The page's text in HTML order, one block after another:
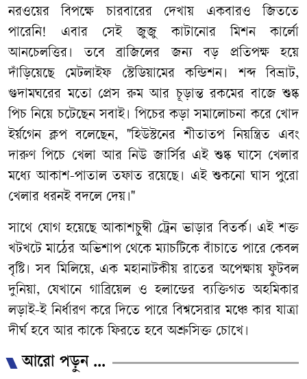
নরওয়ের বিপক্ষে চারবারের দেখায় একবারও জিততে
পারেনি! এবার সেই জুজু কাটানোর মিশন কার্লো
আনচেলত্তির। তবে ব্রাজিলের জন্য বড় প্রতিপক্ষ হয়ে
দাঁড়িয়েছে মেটলাইফ স্টেডিয়ামের কন্ডিশন। শব্দ বিভ্রাট,
গুদামঘরের মতো প্রেস রুম আর চূড়ান্ত রকমের বাজে শুষ্ক
পিচ নিয়ে চটেছেন সবাই। পিচের কড়া সমালোচনা করে খোদ
ইর্য়গেন ক্লপ বলেছেন, "হিউস্টনের শীতাতপ নিয়ন্ত্রিত এবং
দারুণ পিচে খেলা আর নিউ জার্সির এই শুষ্ক ঘাসে খেলার
মধ্যে আকাশ-পাতাল তফাত রয়েছে। এই শুকনো ঘাস পুরো
খেলার ধরনই বদলে দেয়।"
সাথে যোগ হয়েছে আকাশচুম্বী ট্রেন ভাড়ার বিতর্ক। এই শক্ত
খটখটে মাঠের অভিশাপ থেকে ম্যাচটিকে বাঁচাতে পারে কেবল
বৃষ্টি। সব মিলিয়ে, এক মহানাটকীয় রাতের অপেক্ষায় ফুটবল
দুনিয়া, যেখানে গাব্রিয়েল ও হলান্ডের ব্যক্তিগত অহমিকার
লড়াই-ই নির্ধারণ করে দিতে পারে বিশ্বসেরার মঞ্চে কার যাত্রা
দীর্ঘ হবে আর কাকে ফিরতে হবে অশ্রুসিক্ত চোখে।
আরো পড়ুন ...